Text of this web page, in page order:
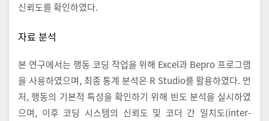
신뢰도를 확인하였다.
자료 분석
본 연구에서는 행동 코딩 작업을 위해 Excel과 Bepro 프로그램
을 사용하였으며, 최종 통계 분석은 R Studio를 활용하였다. 먼
저, 행동의 기본적 특성을 확인하기 위해 빈도 분석을 실시하였
으며, 이후 코딩 시스템의 신뢰도 및 코더 간 일치도(inter-